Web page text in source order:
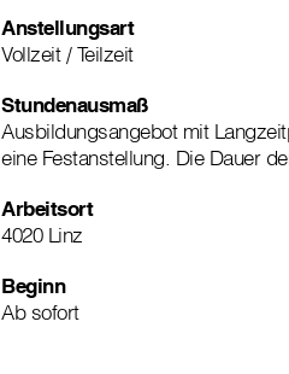
Anstellungsart
Vollzeit / Teilzeit
Stundenausmaß
Ausbildungsangebot mit
eine Festanstellung. Die Dauer
Arbeitsort
4020 Linz
Beginn
Ab sofort